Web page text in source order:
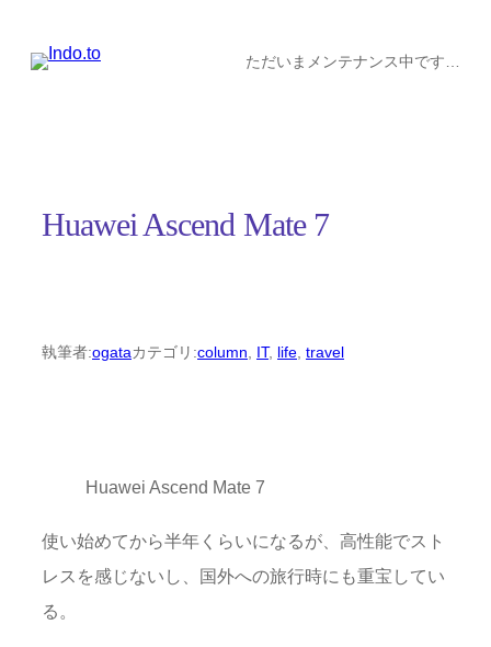
ただいまメンテナンス中です…
Huawei Ascend Mate 7
執筆者:ogataカテゴリ:column IT, life travel
Huawei Ascend Mate 7
使い始めてから半年くらいになるが、高性能でスト
レスを感じないし、国外への旅行時にも重宝してい
る。